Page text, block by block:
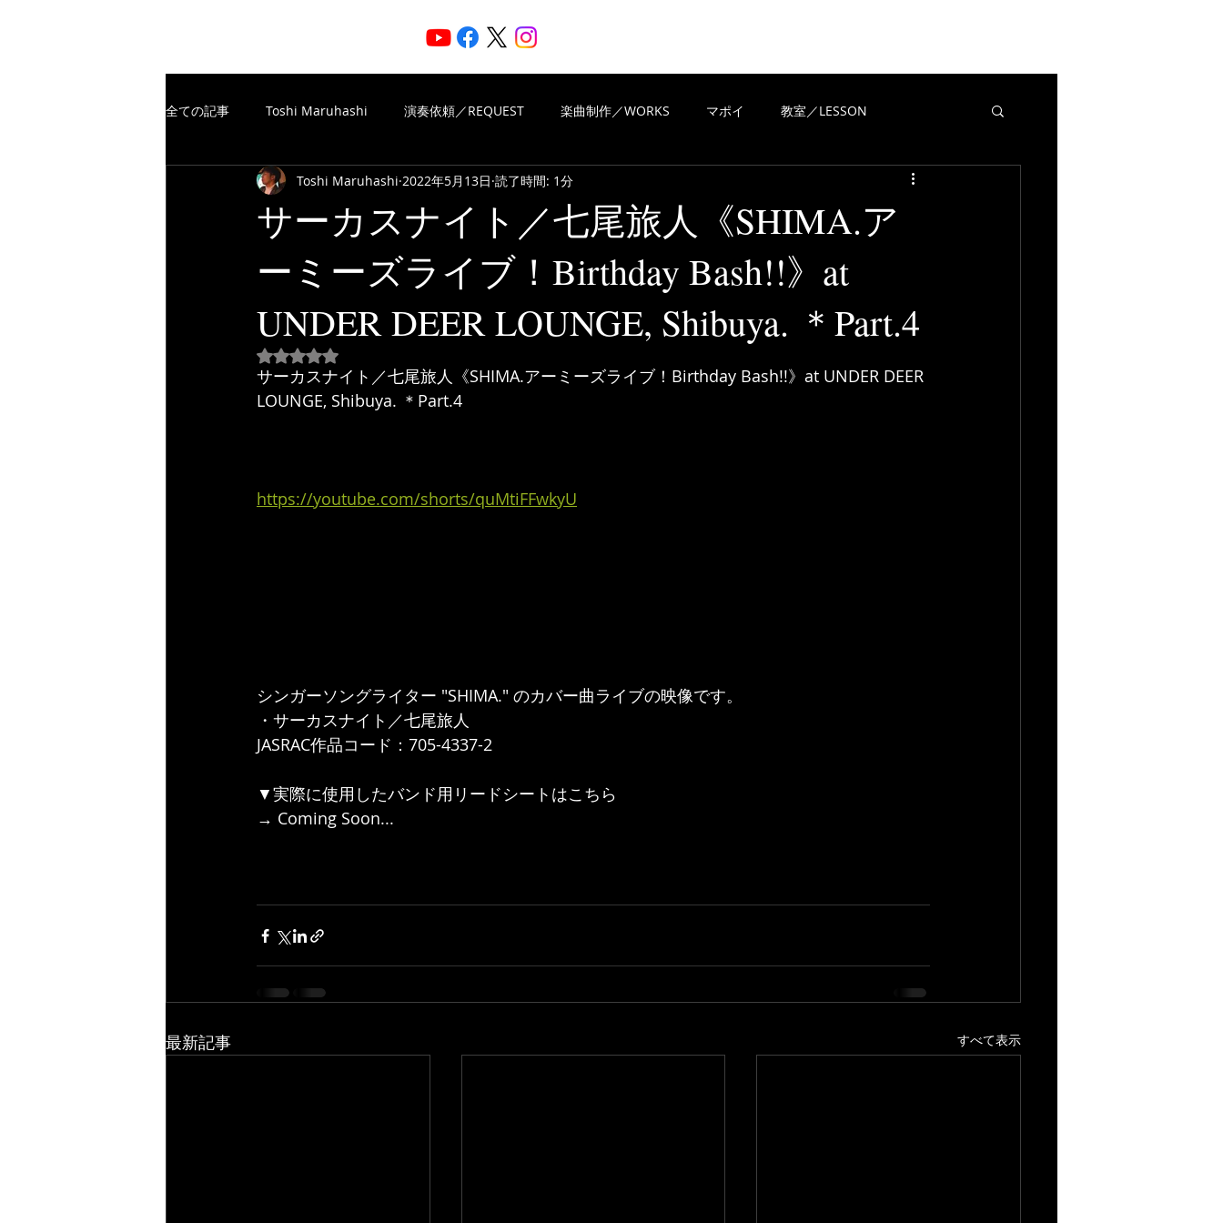
全ての記事 Toshi Maruhashi 演奏依頼／REQUEST 楽曲制作／WORKS マポイ 教室／LESSON
楽譜制作／SCORE TheFreeSpiritsMusic 楽曲制作／WORKS
楽譜制作／SCORE VIEWS OF REVIEWS Piascore
サーカスナイト／七尾旅人《SHIMA.ア
ーミーズライブ！Birthday Bash!!》at
UNDER DEER LOUNGE, Shibuya. ＊Part.4
Toshi Maruhashi 2022年5月13日 読了時間: 1分
5つ星のうちNaNと評価されています。
サーカスナイト／七尾旅人《SHIMA.アーミーズライブ！Birthday Bash!!》at UNDER DEER
LOUNGE, Shibuya. ＊Part.4
https://youtube.com/shorts/quMtiFFwkyU
シンガーソングライター "SHIMA." のカバー曲ライブの映像です。
・サーカスナイト／七尾旅人
JASRAC作品コード：705-4337-2
▼実際に使用したバンド用リードシートはこちら
→ Coming Soon...
最新記事 すべて表示